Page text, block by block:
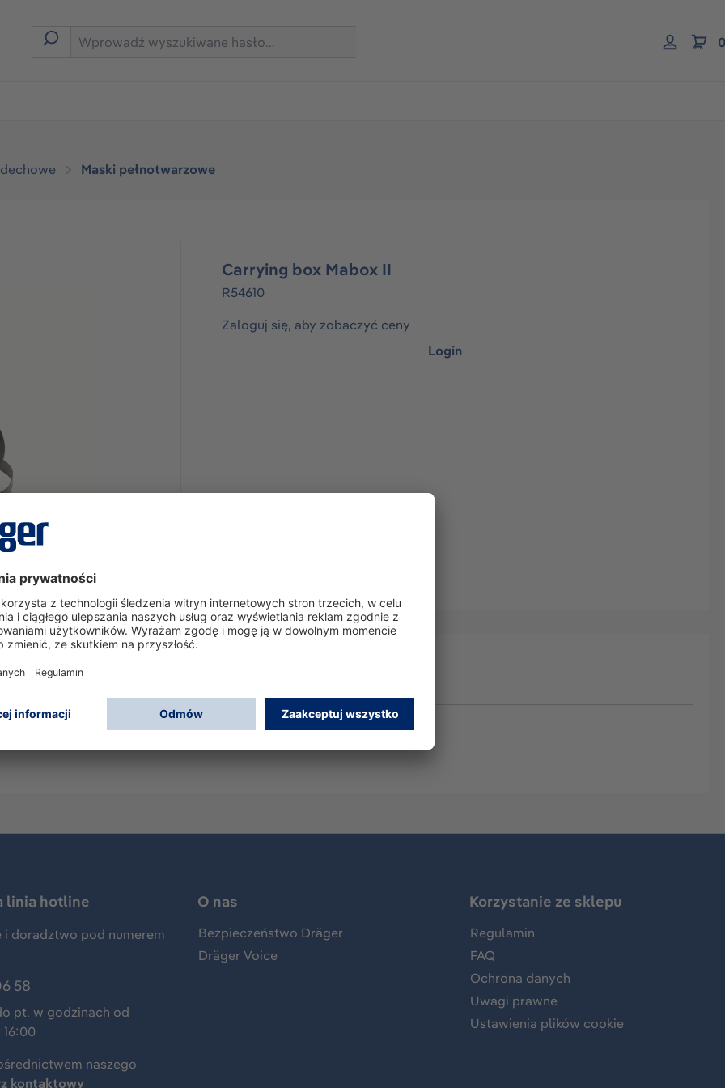
Maski pełnotwarzowe
Carrying box Mabox II
R54610
Zaloguj się, aby zobaczyć ceny
Login
linia hotline
i doradztwo pod numerem
58
pt. w godzinach od
naszego
kontaktowy
O nas
Bezpieczeństwo Dräger
Dräger Voice
Korzystanie ze sklepu
Regulamin
FAQ
Ochrona danych
Uwagi prawne
Ustawienia plików cookie